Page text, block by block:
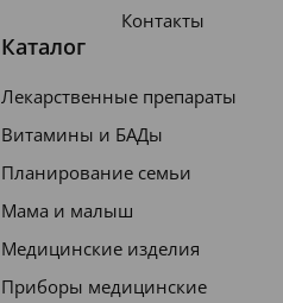
Контакты
Каталог
Лекарственные препараты
Витамины и БАДы
Планирование семьи
Мама и малыш
Медицинские изделия
Приборы медицинские